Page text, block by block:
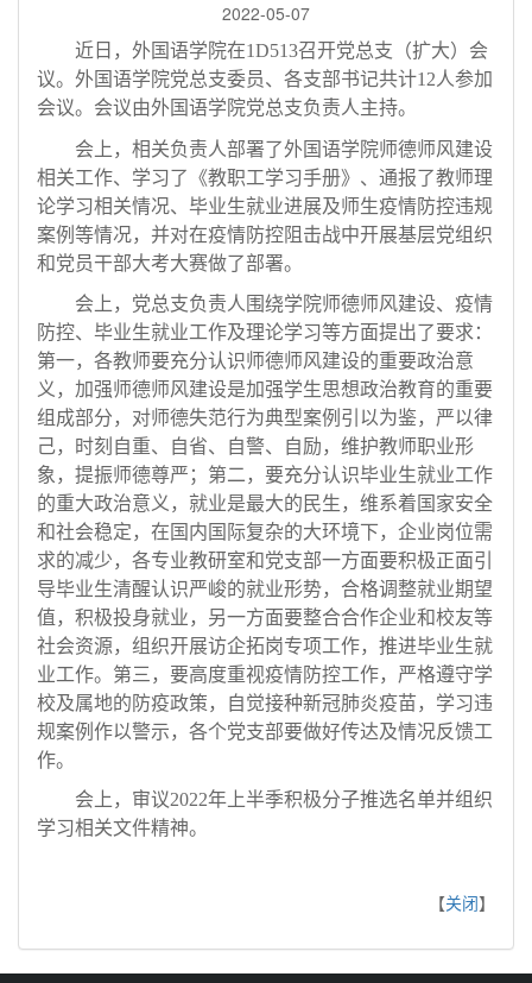
2022-05-07
近日，外国语学院在1D513召开党总支（扩大）会
议。外国语学院党总支委员、各支部书记共计12人参加
会议。会议由外国语学院党总支负责人主持。
会上，相关负责人部署了外国语学院师德师风建设
相关工作、学习了《教职工学习手册》、通报了教师理
论学习相关情况、毕业生就业进展及师生疫情防控违规
案例等情况，并对在疫情防控阻击战中开展基层党组织
和党员干部大考大赛做了部署。
会上，党总支负责人围绕学院师德师风建设、疫情
防控、毕业生就业工作及理论学习等方面提出了要求：
第一，各教师要充分认识师德师风建设的重要政治意
义，加强师德师风建设是加强学生思想政治教育的重要
组成部分，对师德失范行为典型案例引以为鉴，严以律
己，时刻自重、自省、自警、自励，维护教师职业形
象，提振师德尊严；第二，要充分认识毕业生就业工作
的重大政治意义，就业是最大的民生，维系着国家安全
和社会稳定，在国内国际复杂的大环境下，企业岗位需
求的减少，各专业教研室和党支部一方面要积极正面引
导毕业生清醒认识严峻的就业形势，合格调整就业期望
值，积极投身就业，另一方面要整合合作企业和校友等
社会资源，组织开展访企拓岗专项工作，推进毕业生就
业工作。第三，要高度重视疫情防控工作，严格遵守学
校及属地的防疫政策，自觉接种新冠肺炎疫苗，学习违
规案例作以警示，各个党支部要做好传达及情况反馈工
作。
会上，审议2022年上半季积极分子推选名单并组织
学习相关文件精神。
【关闭】